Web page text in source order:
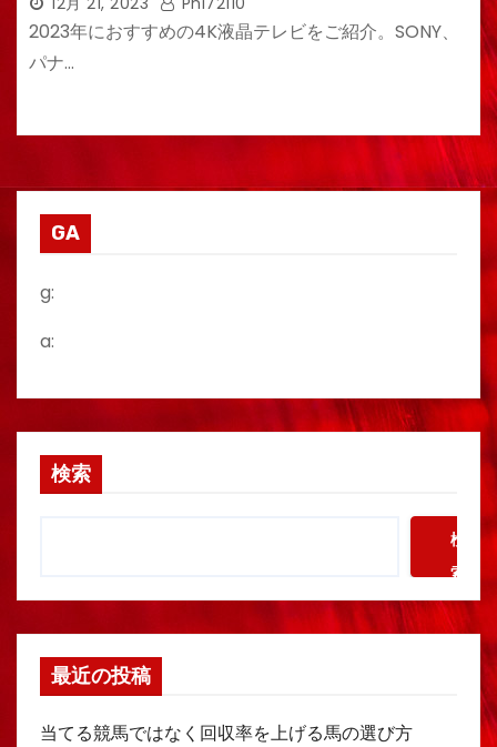
2023年におすすめの4K液晶テレビをご紹介。SONY、
パナ…
GA
g:
a:
検索
検
索
最近の投稿
当てる競馬ではなく回収率を上げる馬の選び方